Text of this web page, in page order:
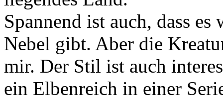
Spannend ist auch, dass es
Nebel gibt. Aber die
mir. Der Stil ist auch
ein Elbenreich in einer